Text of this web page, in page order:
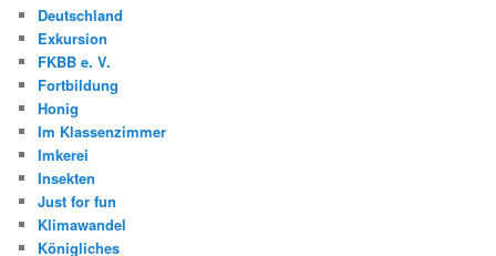
Deutschland
Exkursion
FKBB e. V.
Fortbildung
Honig
Im Klassenzimmer
Imkerei
Insekten
Just for fun
Klimawandel
Königliches